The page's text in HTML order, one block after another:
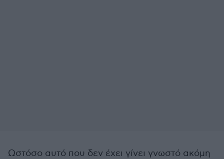
Ωστόσο αυτό που δεν έχει γίνει γνωστό ακόμη